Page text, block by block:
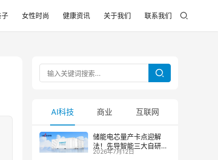
子 女性时尚 健康资讯 关于我们 联系我们
AI科技 商业 互联网
储能电芯量产卡点迎解
法！先导智能三大自研技
术攻克大尺寸制芯难题
2026年7月12日